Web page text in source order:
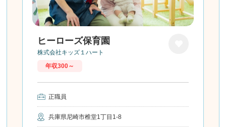
ヒーローズ保育園
株式会社キッズ１ハート
年収300～
正職員
兵庫県尼崎市椎堂1丁目1-8